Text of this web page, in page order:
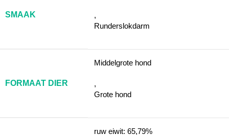
SMAAK
,
Runderslokdarm
FORMAAT DIER
Middelgrote hond
,
Grote hond
ruw eiwit: 65,79%